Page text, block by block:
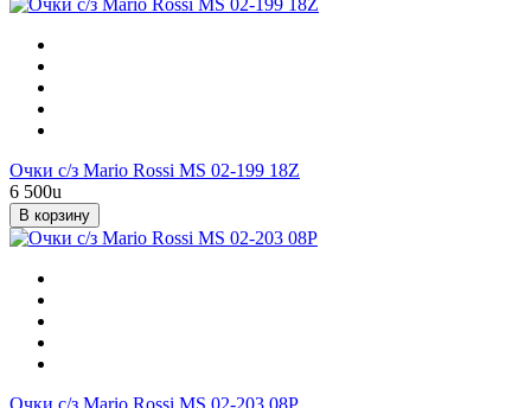
Очки с/з Mario Rossi MS 02-199 18Z
6 500u
В корзину
Очки с/з Mario Rossi MS 02-203 08P